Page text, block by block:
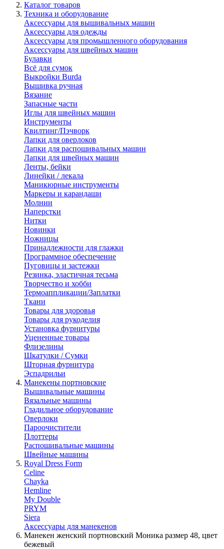
Каталог товаров
Техника и оборудование
Аксессуары для вышивальных машин
Аксессуары для одежды
Аксессуары для промышленного оборудования
Аксессуары для швейных машин
Булавки
Всё для сумок
Выкройки Burda
Вышивка ручная
Вязание
Запасные части
Иглы для швейных машин
Инструменты
Квилтинг/Пэчворк
Лапки для оверлоков
Лапки для распошивальных машин
Лапки для швейных машин
Ленты, бейки
Линейки / лекала
Маникюрные инструменты
Маркеры и карандаши
Молнии
Наперстки
Нитки
Новинки
Ножницы
Принадлежности для глажки
Программное обеспечение
Пуговицы и застежки
Резинка, эластичная тесьма
Творчество и хобби
Термоаппликации/Заплатки
Ткани
Товары для здоровья
Товары для рукоделия
Установка фурнитуры
Уцененные товары
Флизелины
Шкатулки / Сумки
Шторная фурнитура
Эспадрильи
Манекены портновские
Вышивальные машины
Вязальные машины
Гладильное оборудование
Оверлоки
Пароочистители
Плоттеры
Распошивальные машины
Швейные машины
Royal Dress Form
Celine
Chayka
Hemline
My Double
PRYM
Siera
Аксессуары для манекенов
Манекен женский портновский Моника размер 48, цвет
бежевый